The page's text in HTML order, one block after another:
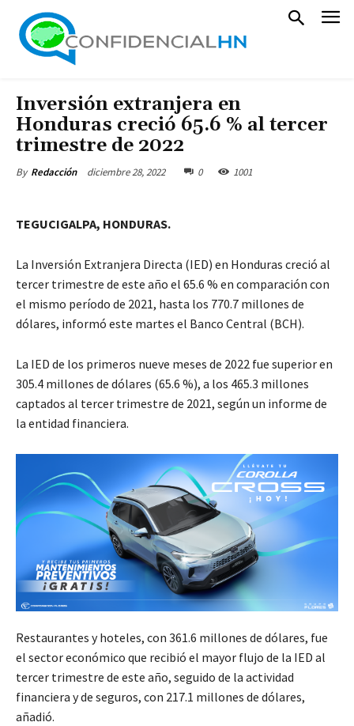
Inversión extranjera en
Honduras creció 65.6 % al tercer
trimestre de 2022
By Redacción diciembre 28, 2022 0 1001
TEGUCIGALPA, HONDURAS.
La Inversión Extranjera Directa (IED) en Honduras creció al
tercer trimestre de este año el 65.6 % en comparación con
el mismo período de 2021, hasta los 770.7 millones de
dólares, informó este martes el Banco Central (BCH).
La IED de los primeros nueve meses de 2022 fue superior en
305.4 millones de dólares (65.6 %), a los 465.3 millones
captados al tercer trimestre de 2021, según un informe de
la entidad financiera.
Restaurantes y hoteles, con 361.6 millones de dólares, fue
el sector económico que recibió el mayor flujo de la IED al
tercer trimestre de este año, seguido de la actividad
financiera y de seguros, con 217.1 millones de dólares,
añadió.